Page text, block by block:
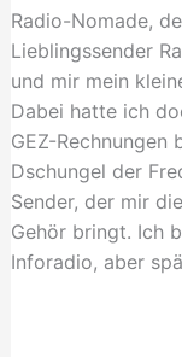
Radio-Nomade,
Lieblingssender
und mir mein
Dabei hatte ich
GEZ-
Dschungel der
Sender, der mir
Gehör bringt. Ich
Inforadio, aber